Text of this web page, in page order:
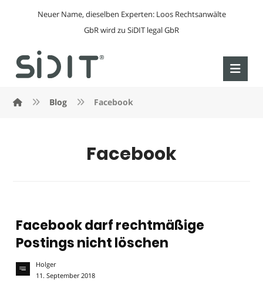
Neuer Name, dieselben Experten: Loos Rechtsanwälte
GbR wird zu SiDIT legal GbR
Blog Facebook
Facebook
Facebook darf rechtmäßige
Postings nicht löschen
Holger
11. September 2018